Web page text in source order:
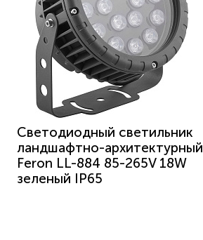
Светодиодный светильник
ландшафтно-архитектурный
Feron LL-884 85-265V 18W
зеленый IP65